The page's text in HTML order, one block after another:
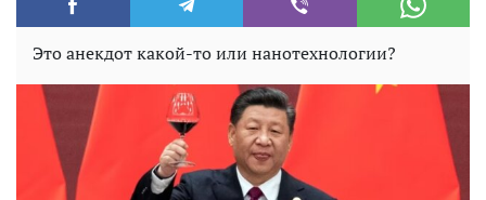
Это анекдот какой-то или нанотехнологии?